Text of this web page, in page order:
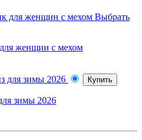
Выбрать
женщин с мехом
Купить
зимы 2026